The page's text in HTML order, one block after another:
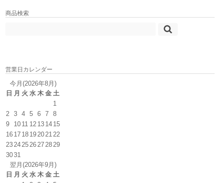
商品検索
営業日カレンダー
今月(2026年8月)
日 月 火 水 木 金 土
1
2
3 4 5 6 7
8
9
10 11 12 13 14 15
16 17 18 19202122
23242526272829
3031
翌月(2026年9月)
日 月 火 水 木 金 土